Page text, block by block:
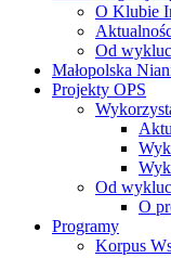
O Klubie
Od
Małopolska
Projekty OPS
Od
O
Programy
Korpus